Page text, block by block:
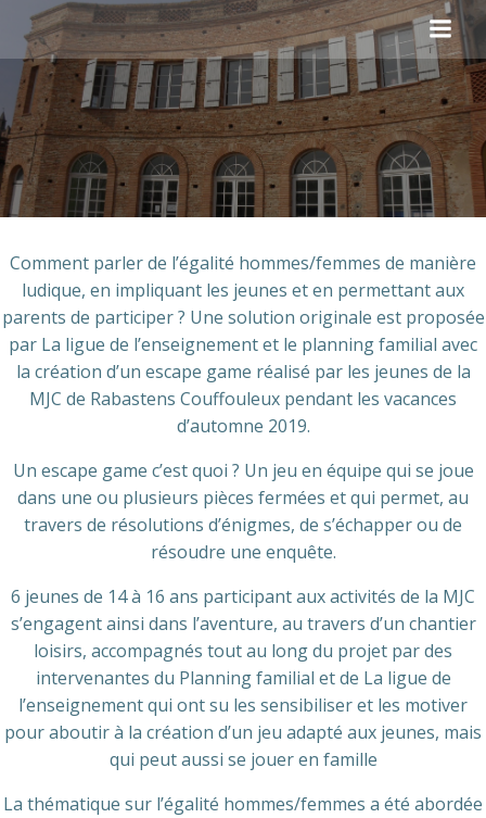
Aller
au
contenu
Comment parler de l’égalité hommes/femmes de manière
ludique, en impliquant les jeunes et en permettant aux
parents de participer ? Une solution originale est proposée
par La ligue de l’enseignement et le planning familial avec
la création d’un escape game réalisé par les jeunes de la
MJC de Rabastens Couffouleux pendant les vacances
d’automne 2019.
Un escape game c’est quoi ? Un jeu en équipe qui se joue
dans une ou plusieurs pièces fermées et qui permet, au
travers de résolutions d’énigmes, de s’échapper ou de
résoudre une enquête.
6 jeunes de 14 à 16 ans participant aux activités de la MJC
s’engagent ainsi dans l’aventure, au travers d’un chantier
loisirs, accompagnés tout au long du projet par des
intervenantes du Planning familial et de La ligue de
l’enseignement qui ont su les sensibiliser et les motiver
pour aboutir à la création d’un jeu adapté aux jeunes, mais
qui peut aussi se jouer en famille
La thématique sur l’égalité hommes/femmes a été abordée